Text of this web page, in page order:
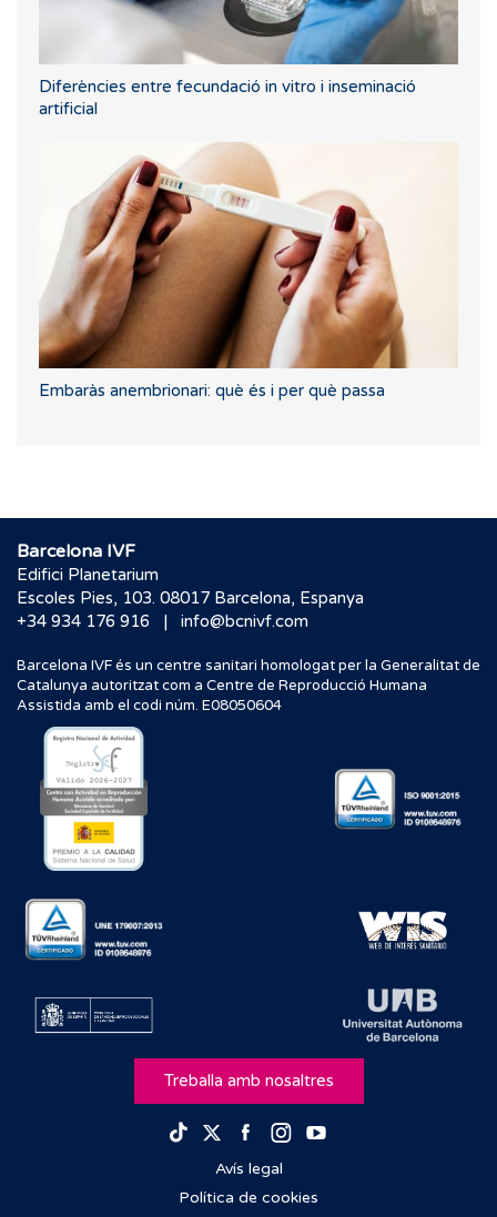
Diferències entre fecundació in vitro i inseminació
artificial
Embaràs anembrionari: què és i per què passa
Barcelona IVF
Edifici Planetarium
Escoles Pies, 103. 08017 Barcelona, Espanya
+34 934 176 916
| info@bcnivf.com
Barcelona IVF és un centre sanitari homologat per la Generalitat de
Catalunya autoritzat com a Centre de Reproducció Humana
Assistida amb el codi núm. E08050604
Treballa amb nosaltres
TikTokTwitterFacebook
Instagram
Avís legal
Política de cookies